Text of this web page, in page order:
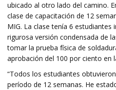
ubicado al otro lado del camino.
clase de capacitación de 12
MIG. La clase tenía 6 estudiantes
rigurosa versión condensada de
tomar la prueba física de
aprobación del 100 por ciento en
“Todos los estudiantes
período de 12 semanas. He